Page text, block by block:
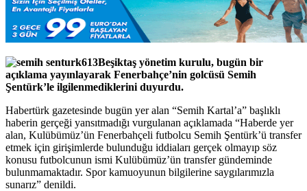
Beşiktaş yönetim kurulu, bugün bir
açıklama yayınlayarak Fenerbahçe’nin golcüsü Semih
Şentürk’le ilgilenmediklerini duyurdu.
Habertürk gazetesinde bugün yer alan “Semih Kartal’a” başlıklı
haberin gerçeği yansıtmadığı vurgulanan açıklamada “Haberde yer
alan, Kulübümüz’ün Fenerbahçeli futbolcu Semih Şentürk’ü transfer
etmek için girişimlerde bulunduğu iddiaları gerçek olmayıp söz
konusu futbolcunun ismi Kulübümüz’ün transfer gündeminde
bulunmamaktadır. Spor kamuoyunun bilgilerine saygılarımızla
sunarız” denildi.